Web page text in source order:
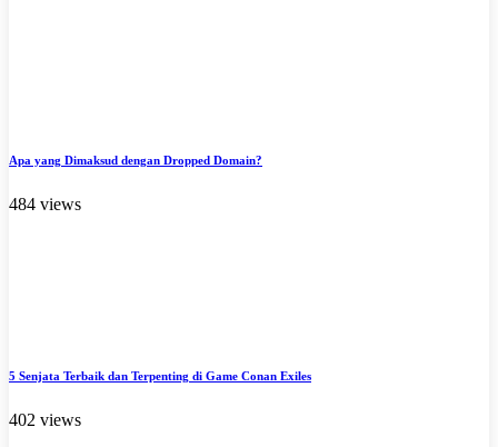
Apa yang Dimaksud dengan Dropped Domain?
484 views
5 Senjata Terbaik dan Terpenting di Game Conan Exiles
402 views